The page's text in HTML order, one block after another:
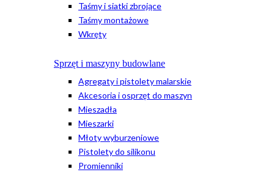
Taśmy i siatki zbrojące
Taśmy montażowe
Wkręty
Sprzęt i maszyny budowlane
Agregaty i pistolety malarskie
Akcesoria i osprzęt do maszyn
Mieszadła
Mieszarki
Młoty wyburzeniowe
Pistolety do silikonu
Promienniki